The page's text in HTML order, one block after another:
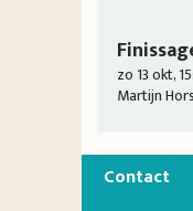
zo 13 okt,
Martijn
Contact